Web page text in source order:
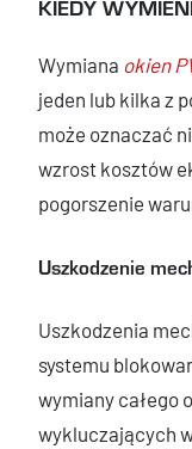
KIEDY
Wymiana okien
jeden lub kilka z
może oznaczać
wzrost kosztów
pogorszenie
Uszkodzenie
Uszkodzenia
systemu
wymiany całego
wykluczających